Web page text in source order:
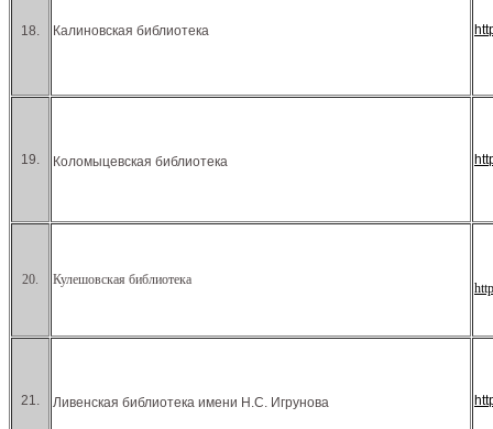
18. Калиновская библиотека
19. Коломыцевская библиотека
20. Кулешовская библиотека
21. Ливенская библиотека имени Н.С. Игрунова